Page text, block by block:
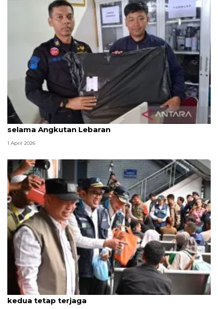
KAI Purwokerto amankan 336 barang tertinggal
selama Angkutan Lebaran
1 April 2026
Dirut ASDP tegaskan layanan arus balik gelombang
kedua tetap terjaga